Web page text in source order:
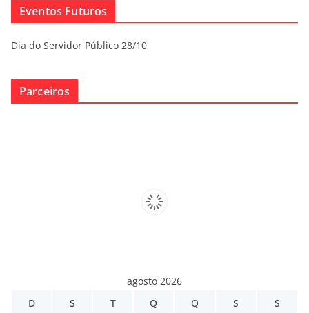
Eventos Futuros
Dia do Servidor Público 28/10
Parceiros
agosto 2026
D
S T Q Q S S